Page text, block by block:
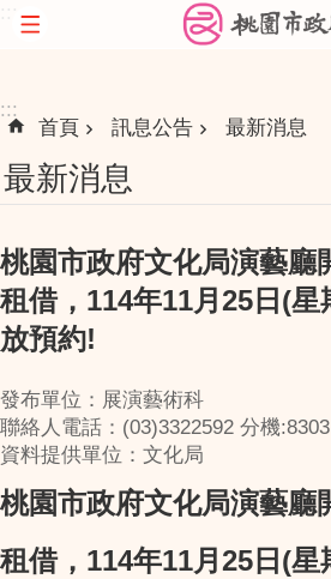
跳到主要內容區塊
:::
首頁 訊息公告 最新消息
最新消息
桃園市政府文化局演藝廳
租借，114年11月25日(星
放預約!
發布單位：展演藝術科
聯絡人電話：(03)3322592 分機:8303
資料提供單位：文化局
桃園市政府文化局演藝廳
租借，114年11月25日(星